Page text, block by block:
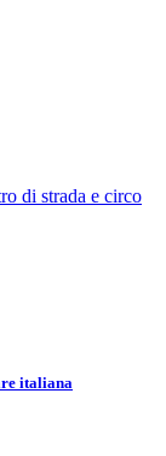
italiana